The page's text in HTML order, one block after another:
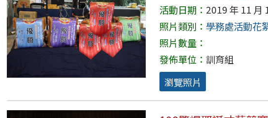
活動日期： 2019 年 11 月
照片類別： 學務處活動花
照片數量：
發佈單位： 訓育組
瀏覽照片